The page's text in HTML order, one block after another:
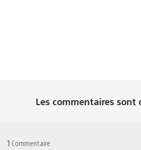
Les commentaires sont
1 Commentaire